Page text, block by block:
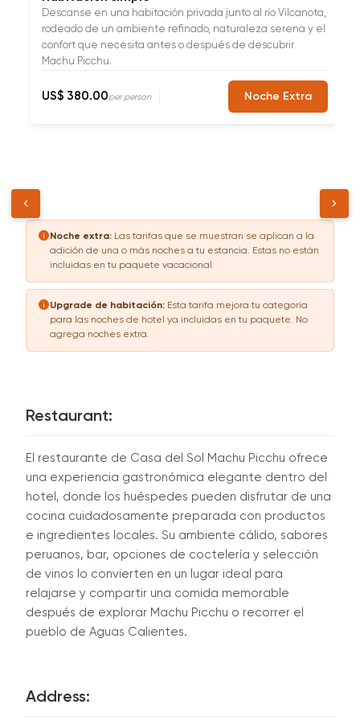
Descanse en una habitación privada junto al río Vilcanota,
rodeado de un ambiente refinado, naturaleza serena y el
confort que necesita antes o después de descubrir
Machu Picchu.
US$ 380.00per person Noche Extra
chevron_left
chevron_right
info Noche extra: Las tarifas que se muestran se aplican a la
adición de una o más noches a tu estancia. Estas no están
incluidas en tu paquete vacacional.
infoUpgrade de habitación: Esta tarifa mejora tu categoría
para las noches de hotel ya incluidas en tu paquete. No
agrega noches extra.
Restaurant:
El restaurante de Casa del Sol Machu Picchu ofrece
una experiencia gastronómica elegante dentro del
hotel, donde los huéspedes pueden disfrutar de una
cocina cuidadosamente preparada con productos
e ingredientes locales. Su ambiente cálido, sabores
peruanos, bar, opciones de coctelería y selección
de vinos lo convierten en un lugar ideal para
relajarse y compartir una comida memorable
después de explorar Machu Picchu o recorrer el
pueblo de Aguas Calientes.
Address: